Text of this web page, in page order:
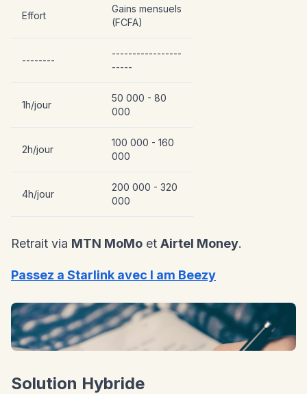
Effort
Gains mensuels
(FCFA)
--------
-----------------
-----
1h/jour
50 000 - 80
000
2h/jour
100 000 - 160
000
4h/jour
200 000 - 320
000
Retrait via MTN MoMo et Airtel Money.
Passez a Starlink avec I am Beezy
Solution Hybride